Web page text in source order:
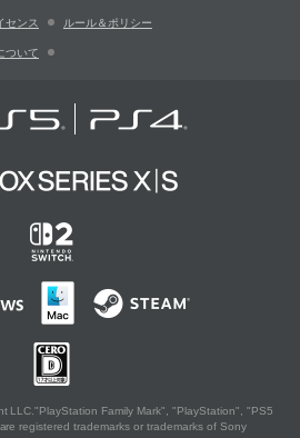
センス ルール＆ポリシー
ついて
LLC."PlayStation Family Mark", "PlayStation", "PS5
registered trademarks or trademarks of Sony